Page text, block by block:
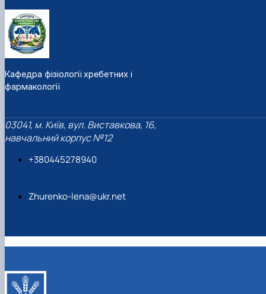
Кафедра фізіології хребетних і
фармакології
03041, м. Київ, вул. Виставкова, 16,
навчальний корпус №12
+380445278940
Zhurenko-lena@ukr.net